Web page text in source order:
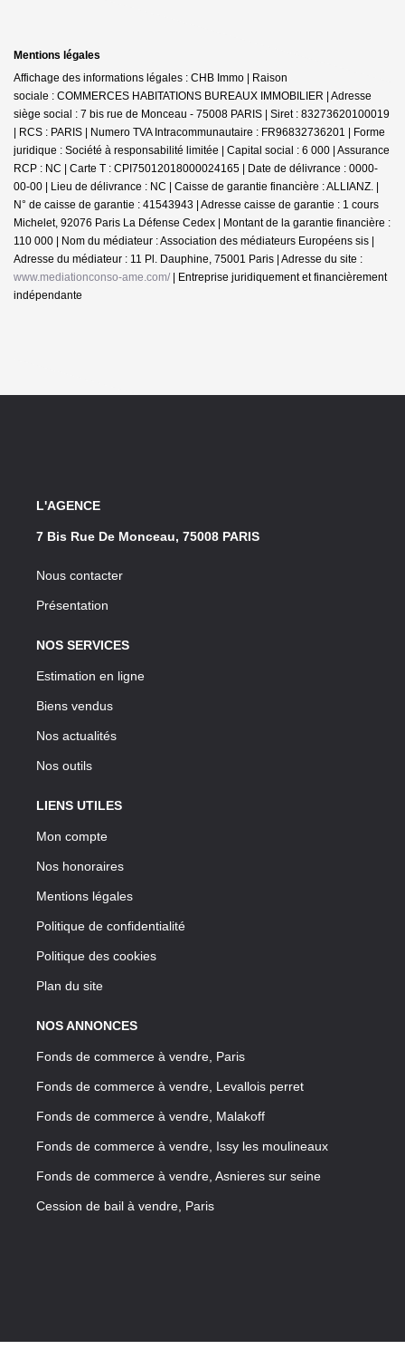
Mentions légales
Affichage des informations légales : CHB Immo | Raison
sociale : COMMERCES HABITATIONS BUREAUX IMMOBILIER | Adresse
siège social : 7 bis rue de Monceau - 75008 PARIS | Siret : 83273620100019
| RCS : PARIS | Numero TVA Intracommunautaire : FR96832736201 | Forme
juridique : Société à responsabilité limitée | Capital social : 6 000 | Assurance
RCP : NC | Carte T : CPI75012018000024165 | Date de délivrance : 0000-
00-00 | Lieu de délivrance : NC | Caisse de garantie financière : ALLIANZ. |
N° de caisse de garantie : 41543943 | Adresse caisse de garantie : 1 cours
Michelet, 92076 Paris La Défense Cedex | Montant de la garantie financière :
110 000 | Nom du médiateur : Association des médiateurs Européens sis |
Adresse du médiateur : 11 Pl. Dauphine, 75001 Paris | Adresse du site :
www.mediationconso-ame.com/ | Entreprise juridiquement et financièrement
indépendante
L'AGENCE
7 Bis Rue De Monceau, 75008 PARIS
Nous contacter
Présentation
NOS SERVICES
Estimation en ligne
Biens vendus
Nos actualités
Nos outils
LIENS UTILES
Mon compte
Nos honoraires
Mentions légales
Politique de confidentialité
Politique des cookies
Plan du site
NOS ANNONCES
Fonds de commerce à vendre, Paris
Fonds de commerce à vendre, Levallois perret
Fonds de commerce à vendre, Malakoff
Fonds de commerce à vendre, Issy les moulineaux
Fonds de commerce à vendre, Asnieres sur seine
Cession de bail à vendre, Paris